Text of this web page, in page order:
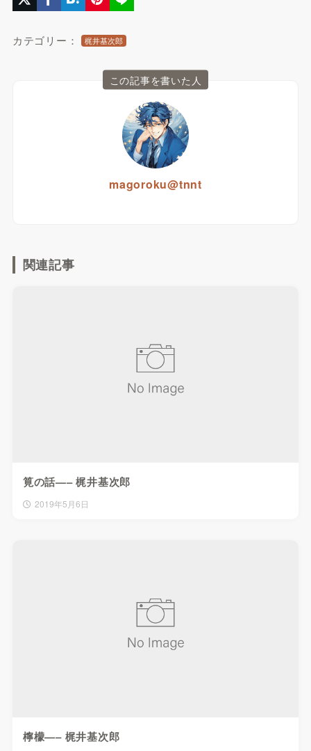
カテゴリー： 梶井基次郎
この記事を書いた人
magoroku@tnnt
関連記事
筧の話—– 梶井基次郎
2019年5月6日
檸檬—– 梶井基次郎